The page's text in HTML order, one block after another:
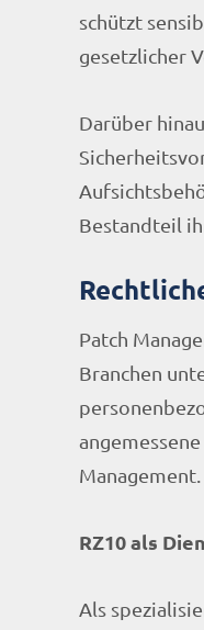
schützt
gesetzlicher
Darüber
Bestandteil
Patch
Branchen
Management.
RZ10 als
Als